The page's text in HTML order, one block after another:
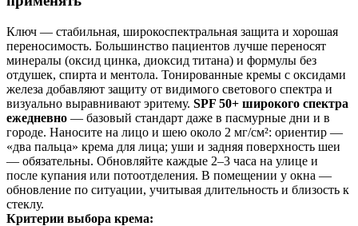
Ключ — стабильная, широкоспектральная защита и хорошая
переносимость. Большинство пациентов лучше переносят
минералы (оксид цинка, диоксид титана) и формулы без
отдушек, спирта и ментола. Тонированные кремы с оксидами
железа добавляют защиту от видимого светового спектра и
визуально выравнивают эритему. SPF 50+ широкого спектра
ежедневно — базовый стандарт даже в пасмурные дни и в
городе. Наносите на лицо и шею около 2 мг/см²: ориентир —
«два пальца» крема для лица; уши и задняя поверхность шеи
— обязательны. Обновляйте каждые 2–3 часа на улице и
после купания или потоотделения. В помещении у окна —
обновление по ситуации, учитывая длительность и близость к
стеклу.
Критерии выбора крема: